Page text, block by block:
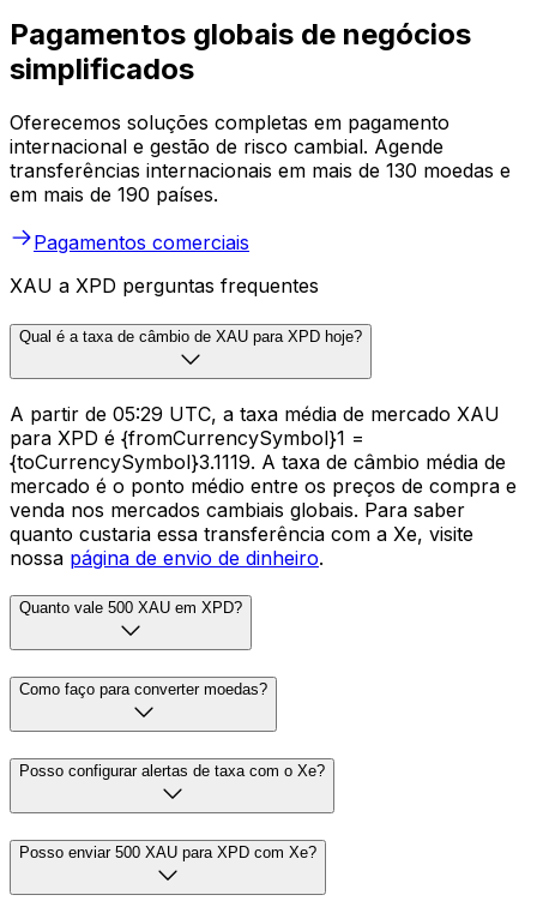
Pagamentos globais de negócios
simplificados
Oferecemos soluções completas em pagamento
internacional e gestão de risco cambial. Agende
transferências internacionais em mais de 130 moedas e
em mais de 190 países.
Pagamentos comerciais
XAU a XPD perguntas frequentes
Qual é a taxa de câmbio de XAU para XPD hoje?
A partir de 05:29 UTC, a taxa média de mercado XAU
para XPD é {fromCurrencySymbol}1 =
{toCurrencySymbol}3.1119. A taxa de câmbio média de
mercado é o ponto médio entre os preços de compra e
venda nos mercados cambiais globais. Para saber
quanto custaria essa transferência com a Xe, visite
nossa página de envio de dinheiro.
Quanto vale 500 XAU em XPD?
Como faço para converter moedas?
Posso configurar alertas de taxa com o Xe?
Posso enviar 500 XAU para XPD com Xe?